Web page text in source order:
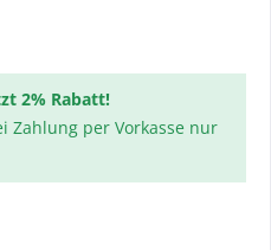
2% Rabatt!
Zahlung per Vorkasse nur